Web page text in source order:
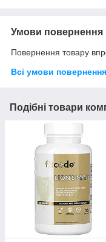
Умови повернення
Повернення товару
Всі умови повернення
Подібні товари